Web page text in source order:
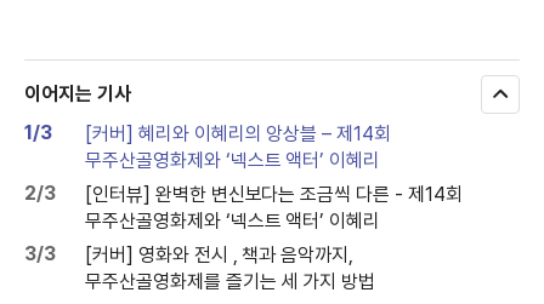
이어지는 기사
1/3
[커버] 혜리와 이혜리의 앙상블 – 제14회
무주산골영화제와 ‘넥스트 액터’ 이혜리
2/3
[인터뷰] 완벽한 변신보다는 조금씩 다른 - 제14회
무주산골영화제와 ‘넥스트 액터’ 이혜리
3/3
[커버] 영화와 전시 , 책과 음악까지,
무주산골영화제를 즐기는 세 가지 방법
모